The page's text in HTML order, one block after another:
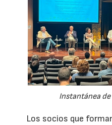
Instantánea
Los socios que